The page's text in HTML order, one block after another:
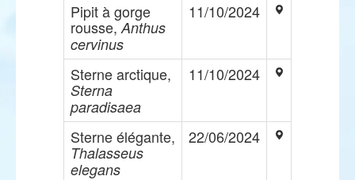
Pipit à gorge
rousse,Anthus
cervinus
11/10/2024
Sterne arctique,
Sterna
paradisaea
11/10/2024
Sterne élégante,
Thalasseus
elegans
22/06/2024